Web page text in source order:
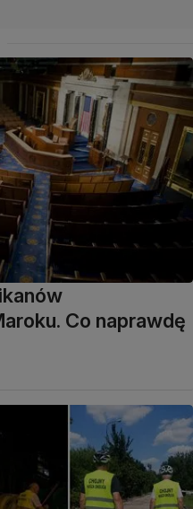
Co naprawdę